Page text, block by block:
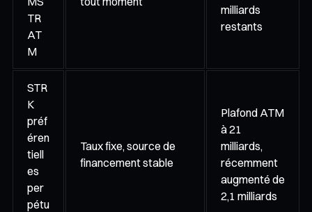
TR
AT
M
milliards
restants
STR
K
préf
éren
tiell
es
per
pétu
Taux fixe, source de
financement stable
Plafond ATM
à 21
milliards,
récemment
augmenté de
2,1 milliards